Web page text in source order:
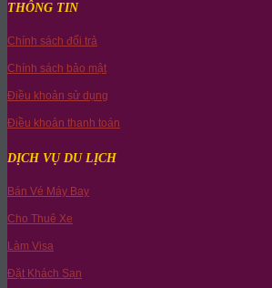
THÔNG TIN
Chính sách đổi trả
Chính sách bảo mật
Điều khoản sử dụng
Điều khoản thanh toán
DỊCH VỤ DU LỊCH
Bán Vé Máy Bay
Cho Thuê Xe
Làm Visa
Đặt Khách Sạn